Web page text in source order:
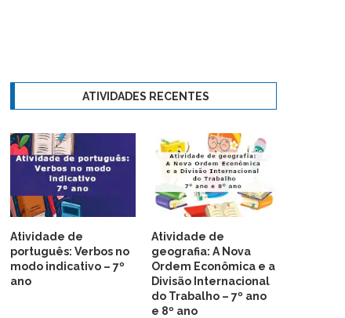
ATIVIDADES RECENTES
Atividade de
português: Verbos no
modo indicativo – 7º
ano
Atividade de
geografia: A Nova
Ordem Econômica e a
Divisão Internacional
do Trabalho – 7º ano
e 8º ano